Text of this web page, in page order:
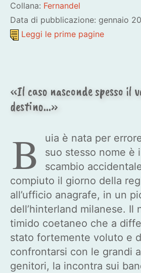
Collana: Fernandel
Data di pubblicazione: gennaio
Leggi le prime pagine
«Il caso nasconde spesso il
destino...»
B
uia è nata per
suo stesso nome è
scambio
compiuto il giorno della
all’ufficio anagrafe, in un
dell’hinterland milanese. Il
timido coetaneo che a
stato fortemente voluto e
confrontarsi con le grandi
genitori, la incontra sui